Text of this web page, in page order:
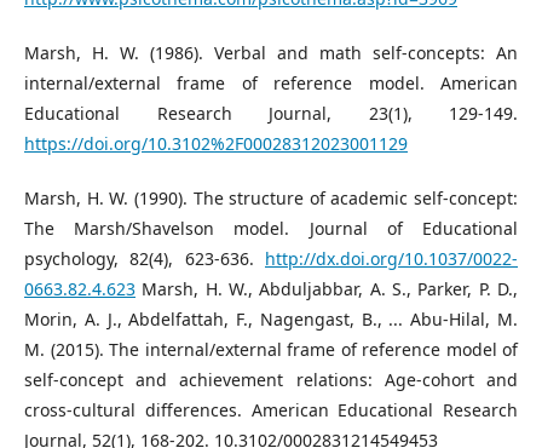
Marsh, H. W. (1986). Verbal and math self-concepts: An
internal/external frame of reference model. American
Educational Research Journal, 23(1), 129-149.
https://doi.org/10.3102%2F00028312023001129
Marsh, H. W. (1990). The structure of academic self-concept:
The Marsh/Shavelson model. Journal of Educational
psychology, 82(4), 623-636. http://dx.doi.org/10.1037/0022-
0663.82.4.623 Marsh, H. W., Abduljabbar, A. S., Parker, P. D.,
Morin, A. J., Abdelfattah, F., Nagengast, B., ... Abu-Hilal, M.
M. (2015). The internal/external frame of reference model of
self-concept and achievement relations: Age-cohort and
cross-cultural differences. American Educational Research
Journal, 52(1), 168-202. 10.3102/0002831214549453